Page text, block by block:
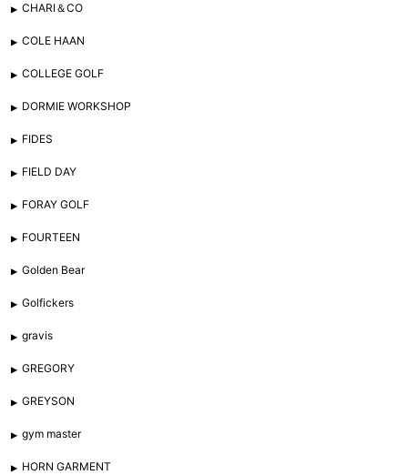
CHARI＆CO
COLE HAAN
COLLEGE GOLF
DORMIE WORKSHOP
FIDES
FIELD DAY
FORAY GOLF
FOURTEEN
Golden Bear
Golfickers
gravis
GREGORY
GREYSON
gym master
HORN GARMENT